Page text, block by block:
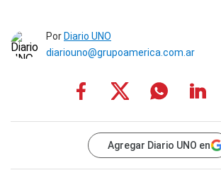
Por Diario UNO
diariouno@grupoamerica.com.ar
Agregar Diario UNO en